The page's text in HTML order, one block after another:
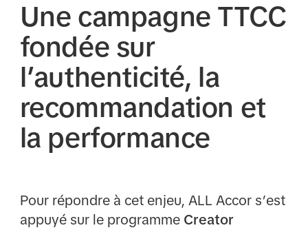
Une campagne TTCC
fondée sur
l’authenticité, la
recommandation et
la performance
Pour répondre à cet enjeu, ALL Accor s’est
appuyé sur le programme Creator